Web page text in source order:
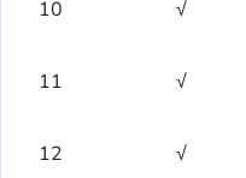
10 √
11 √
12 √